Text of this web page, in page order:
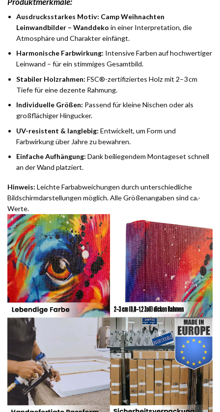
Ausdrucksstarkes Motiv: Camp Weihnachten
Leinwandbilder – Wanddeko in einer Interpretation, die
Atmosphäre und Charakter einfängt.
Harmonische Farbwirkung: Intensive Farben auf hochwertiger
Leinwand – für ein stimmiges Gesamtbild.
Stabiler Holzrahmen: FSC®-zertifiziertes Holz mit 2–3 cm
Tiefe für eine dezente Rahmung.
Individuelle Größen: Passend für kleine Nischen oder als
großflächiger Hingucker.
UV-resistent & langlebig: Entwickelt, um Form und
Farbwirkung über Jahre zu bewahren.
Einfache Aufhängung: Dank beiliegendem Montageset schnell
an der Wand platziert.
Hinweis: Leichte Farbabweichungen durch unterschiedliche
Bildschirmdarstellungen möglich. Alle Größenangaben sind ca.-
Werte.